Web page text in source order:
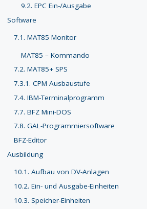
9.2. EPC Ein-/Ausgabe
Software
7.1. MAT85 Monitor
MAT85 – Kommando
7.2. MAT85+ SPS
7.3.1. CPM Ausbaustufe
7.4. IBM-Terminalprogramm
7.7. BFZ Mini-DOS
7.8. GAL-Programmiersoftware
BFZ-Editor
Ausbildung
10.1. Aufbau von DV-Anlagen
10.2. Ein- und Ausgabe-Einheiten
10.3. Speicher-Einheiten